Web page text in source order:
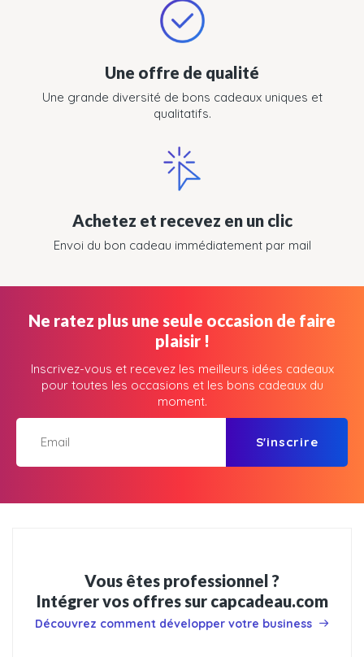
Une offre de qualité
Une grande diversité de bons cadeaux uniques et
qualitatifs.
Achetez et recevez en un clic
Envoi du bon cadeau immédiatement par mail
Ne ratez plus une seule occasion de faire
plaisir !
Inscrivez-vous et recevez les meilleurs idées cadeaux
pour toutes les occasions et les bons cadeaux du
moment.
S'inscrire
Vous êtes professionnel ?
Intégrer vos offres sur capcadeau.com
Découvrez comment développer votre business